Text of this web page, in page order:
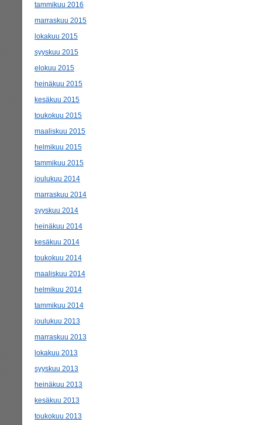
tammikuu 2016
marraskuu 2015
lokakuu 2015
syyskuu 2015
elokuu 2015
heinäkuu 2015
kesäkuu 2015
toukokuu 2015
maaliskuu 2015
helmikuu 2015
tammikuu 2015
joulukuu 2014
marraskuu 2014
syyskuu 2014
heinäkuu 2014
kesäkuu 2014
toukokuu 2014
maaliskuu 2014
helmikuu 2014
tammikuu 2014
joulukuu 2013
marraskuu 2013
lokakuu 2013
syyskuu 2013
heinäkuu 2013
kesäkuu 2013
toukokuu 2013